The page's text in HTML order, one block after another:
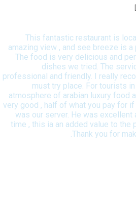
This fantastic restaurant is
amazing view , and see breeze is
The food is very delicious and
dishes we tried. The
professional and friendly. I really
must try place. For tourists
atmosphere of arabian luxury food
very good , half of what you pay for
was our server. He was
time , this ia an added value to
Thank you for